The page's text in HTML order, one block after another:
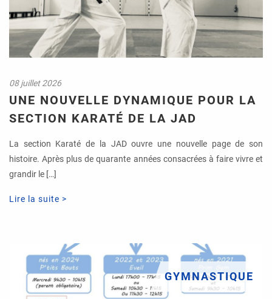
08 juillet 2026
UNE NOUVELLE DYNAMIQUE POUR LA
SECTION KARATÉ DE LA JAD
La section Karaté de la JAD ouvre une nouvelle page de son
histoire. Après plus de quarante années consacrées à faire vivre et
grandir le […]
Lire la suite >
GYMNASTIQUE